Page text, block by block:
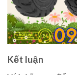
Kết luận